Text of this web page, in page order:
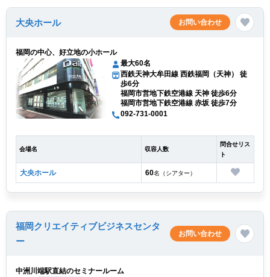
大央ホール お問い合わせ
福岡の中心、好立地の小ホール
最大60名
西鉄天神大牟田線 西鉄福岡（天神） 徒
歩6分
福岡市営地下鉄空港線 天神 徒歩6分
福岡市営地下鉄空港線 赤坂 徒歩7分
092-731-0001
会場名 収容人数
問合せリス
ト
大央ホール 60名（シアター）
福岡クリエイティブビジネスセンタ
ー
お問い合わせ
中洲川端駅直結のセミナールーム